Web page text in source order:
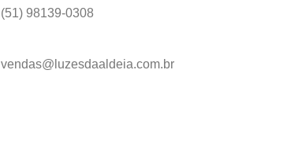
(51) 98139-0308
vendas@luzesdaaldeia.com.br